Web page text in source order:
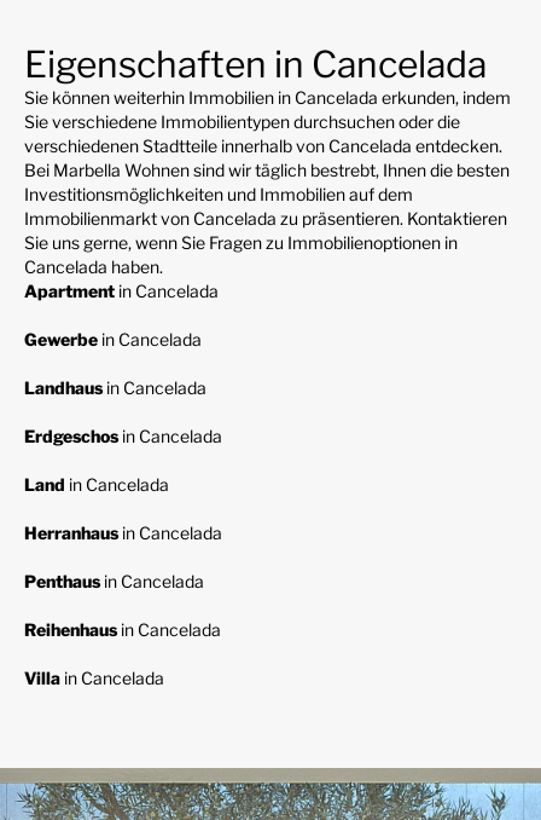
Eigenschaften in Cancelada
Sie können weiterhin Immobilien in Cancelada erkunden, indem
Sie verschiedene Immobilientypen durchsuchen oder die
verschiedenen Stadtteile innerhalb von Cancelada entdecken.
Bei Marbella Wohnen sind wir täglich bestrebt, Ihnen die besten
Investitionsmöglichkeiten und Immobilien auf dem
Immobilienmarkt von Cancelada zu präsentieren. Kontaktieren
Sie uns gerne, wenn Sie Fragen zu Immobilienoptionen in
Cancelada haben.
Apartment in Cancelada
Gewerbe in Cancelada
Landhausin Cancelada
Erdgeschosin Cancelada
Land in Cancelada
Herranhausin Cancelada
Penthausin Cancelada
Reihenhausin Cancelada
Villa in Cancelada